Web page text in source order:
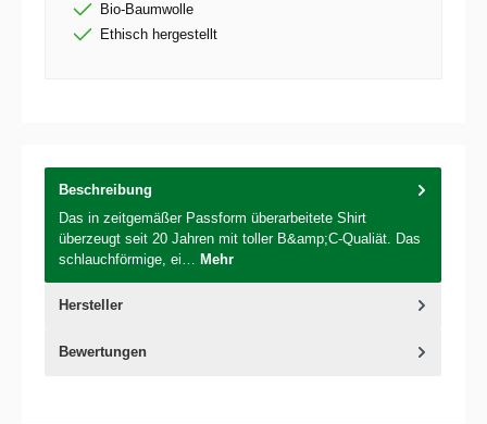
Bio-Baumwolle
Ethisch hergestellt
Beschreibung
Das in zeitgemäßer Passform überarbeitete Shirt
überzeugt seit 20 Jahren mit toller B&amp;C-Qualiät. Das
schlauchförmige, ei… Mehr
Hersteller
Bewertungen